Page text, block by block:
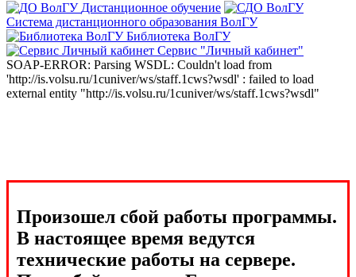
Дистанционное обучение
Система дистанционного образования ВолГУ
Библиотека ВолГУ
Сервис "Личный кабинет"
SOAP-ERROR: Parsing WSDL: Couldn't load from
'http://is.volsu.ru/1cuniver/ws/staff.1cws?wsdl' : failed to load
external entity "http://is.volsu.ru/1cuniver/ws/staff.1cws?wsdl"
Произошел сбой работы программы.
В настоящее время ведутся
технические работы на сервере.